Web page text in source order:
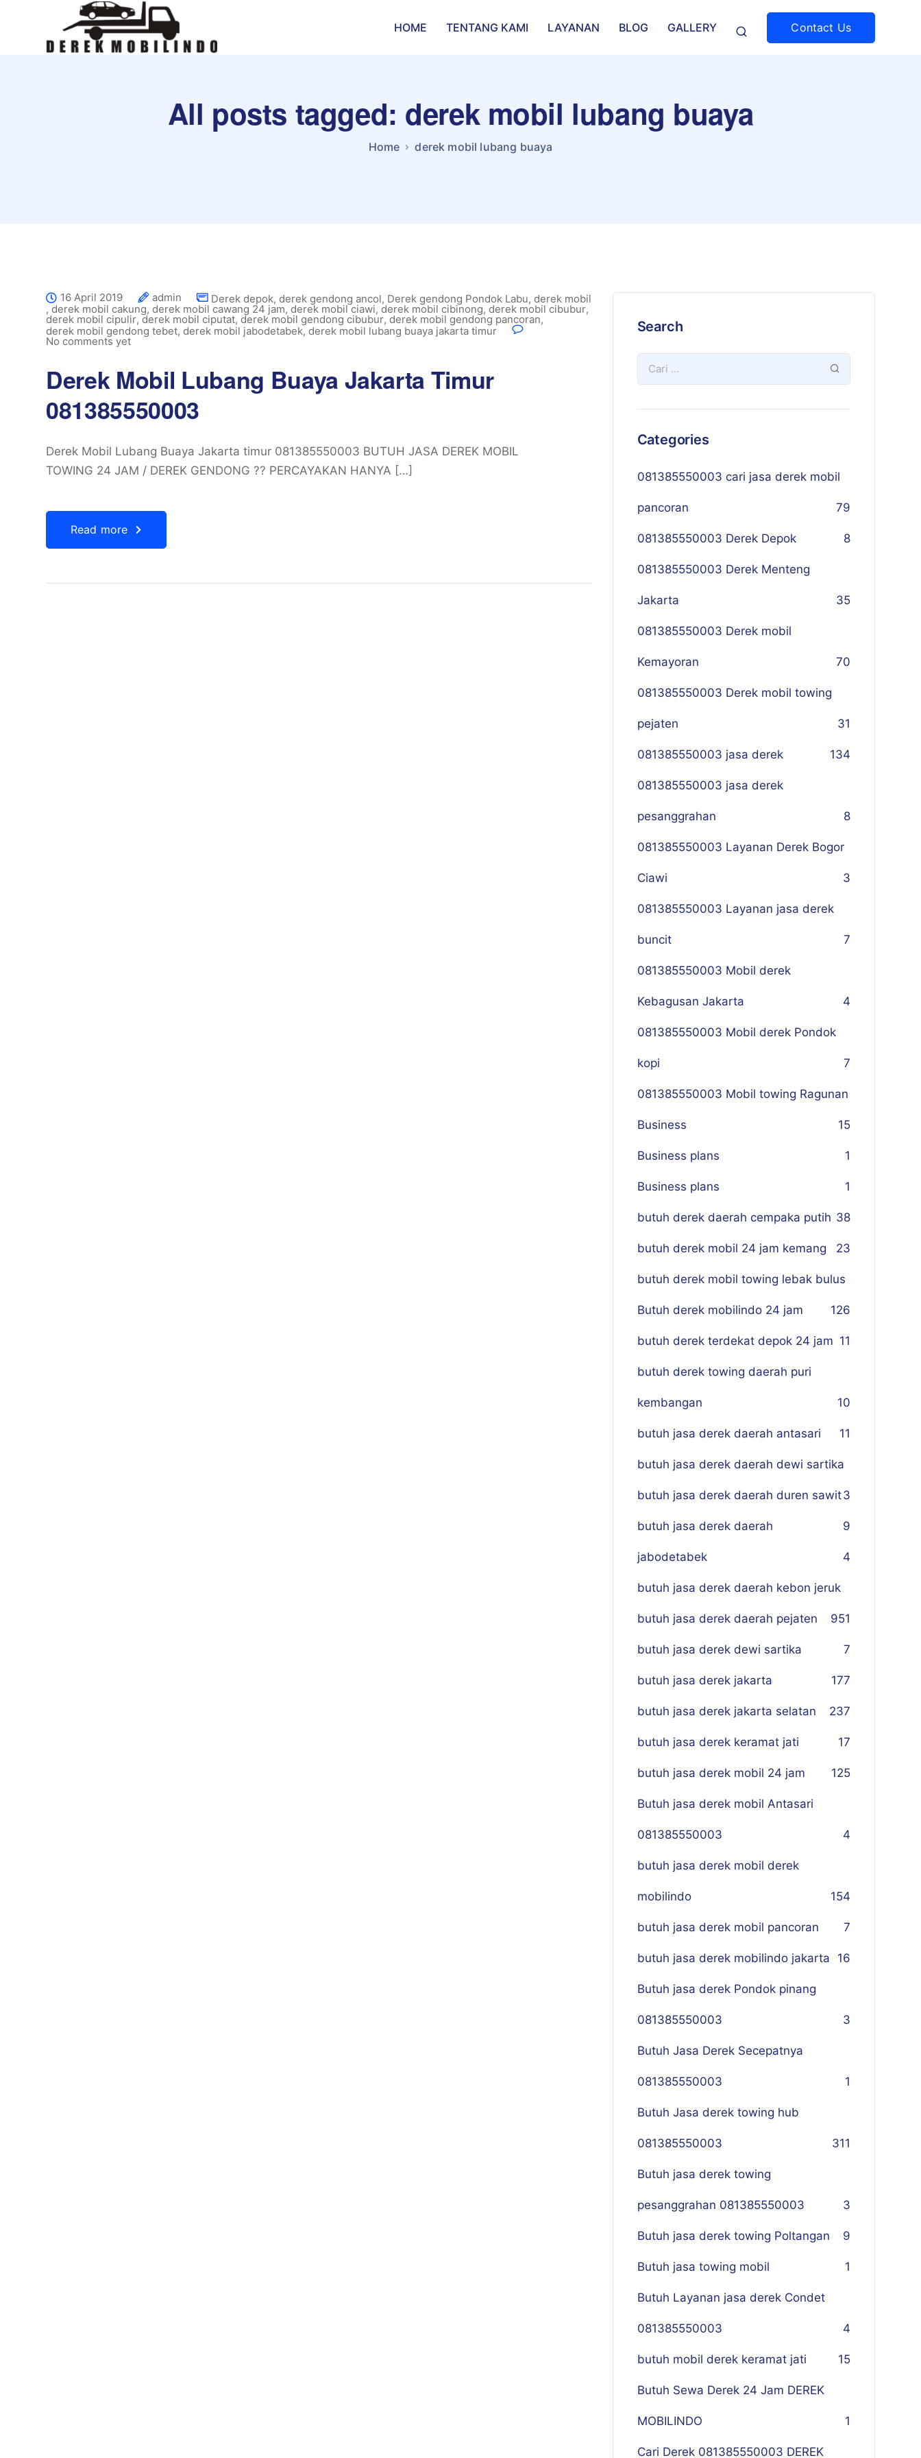
HOME TENTANG KAMI LAYANAN BLOG GALLERY Contact Us
All posts tagged: derek mobil lubang buaya
Home derek mobil lubang buaya
16 April 2019 admin Derek depok, derek gendong ancol, Derek gendong Pondok Labu, derek mobil
, derek mobil cakung, derek mobil cawang 24 jam, derek mobil ciawi, derek mobil cibinong, derek mobil cibubur,
derek mobil cipulir, derek mobil ciputat, derek mobil gendong cibubur, derek mobil gendong pancoran,
derek mobil gendong tebet, derek mobil jabodetabek, derek mobil lubang buaya jakarta timur
No comments yet
Derek Mobil Lubang Buaya Jakarta Timur
081385550003
Derek Mobil Lubang Buaya Jakarta timur 081385550003 BUTUH JASA DEREK MOBIL
TOWING 24 JAM / DEREK GENDONG ?? PERCAYAKAN HANYA […]
Read more
Search
Categories
081385550003 cari jasa derek mobil
pancoran 79
081385550003 Derek Depok 8
081385550003 Derek Menteng
Jakarta 35
081385550003 Derek mobil
Kemayoran 70
081385550003 Derek mobil towing
pejaten 31
081385550003 jasa derek 134
081385550003 jasa derek
pesanggrahan 8
081385550003 Layanan Derek Bogor
Ciawi 3
081385550003 Layanan jasa derek
buncit 7
081385550003 Mobil derek
Kebagusan Jakarta 4
081385550003 Mobil derek Pondok
kopi 7
081385550003 Mobil towing Ragunan
5
Business 1
Business plans 1
Business plans 1
butuh derek daerah cempaka putih 38
butuh derek mobil 24 jam kemang 23
butuh derek mobil towing lebak bulus
26
Butuh derek mobilindo 24 jam 1
butuh derek terdekat depok 24 jam 11
butuh derek towing daerah puri
kembangan 10
butuh jasa derek daerah antasari 11
butuh jasa derek daerah dewi sartika
3
butuh jasa derek daerah duren sawit
9
butuh jasa derek daerah
jabodetabek 4
butuh jasa derek daerah kebon jeruk
51
butuh jasa derek daerah pejaten 9
butuh jasa derek dewi sartika 7
butuh jasa derek jakarta 177
butuh jasa derek jakarta selatan 237
butuh jasa derek keramat jati 17
butuh jasa derek mobil 24 jam 125
Butuh jasa derek mobil Antasari
081385550003 4
butuh jasa derek mobil derek
mobilindo 154
butuh jasa derek mobil pancoran 7
butuh jasa derek mobilindo jakarta 16
Butuh jasa derek Pondok pinang
081385550003 3
Butuh Jasa Derek Secepatnya
081385550003 1
Butuh Jasa derek towing hub
081385550003 311
Butuh jasa derek towing
pesanggrahan 081385550003 3
Butuh jasa derek towing Poltangan 9
Butuh jasa towing mobil 1
Butuh Layanan jasa derek Condet
081385550003 4
butuh mobil derek keramat jati 15
Butuh Sewa Derek 24 Jam DEREK
MOBILINDO 1
Cari Derek 081385550003 DEREK